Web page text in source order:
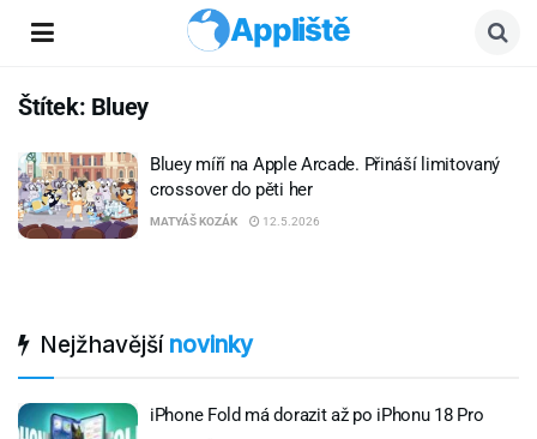
Appliště
Štítek: Bluey
Bluey míří na Apple Arcade. Přináší limitovaný
crossover do pěti her
MATYÁŠ KOZÁK 12.5.2026
Nejžhavějšínovinky
iPhone Fold má dorazit až po iPhonu 18 Pro